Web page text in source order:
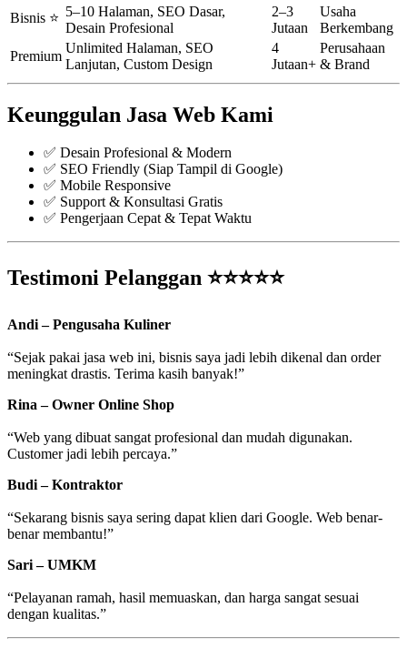
Bisnis ⭐ 5–10 Halaman, SEO Dasar,
Desain Profesional
2–3
Jutaan
Usaha
Berkembang
Premium
Unlimited Halaman, SEO
Lanjutan, Custom Design
4
Jutaan+
Perusahaan
& Brand
Keunggulan Jasa Web Kami
✅ Desain Profesional & Modern
✅ SEO Friendly (Siap Tampil di Google)
✅ Mobile Responsive
✅ Support & Konsultasi Gratis
✅ Pengerjaan Cepat & Tepat Waktu
Testimoni Pelanggan ⭐⭐⭐⭐⭐
Andi – Pengusaha Kuliner
“Sejak pakai jasa web ini, bisnis saya jadi lebih dikenal dan order
meningkat drastis. Terima kasih banyak!”
Rina – Owner Online Shop
“Web yang dibuat sangat profesional dan mudah digunakan.
Customer jadi lebih percaya.”
Budi – Kontraktor
“Sekarang bisnis saya sering dapat klien dari Google. Web benar-
benar membantu!”
Sari – UMKM
“Pelayanan ramah, hasil memuaskan, dan harga sangat sesuai
dengan kualitas.”